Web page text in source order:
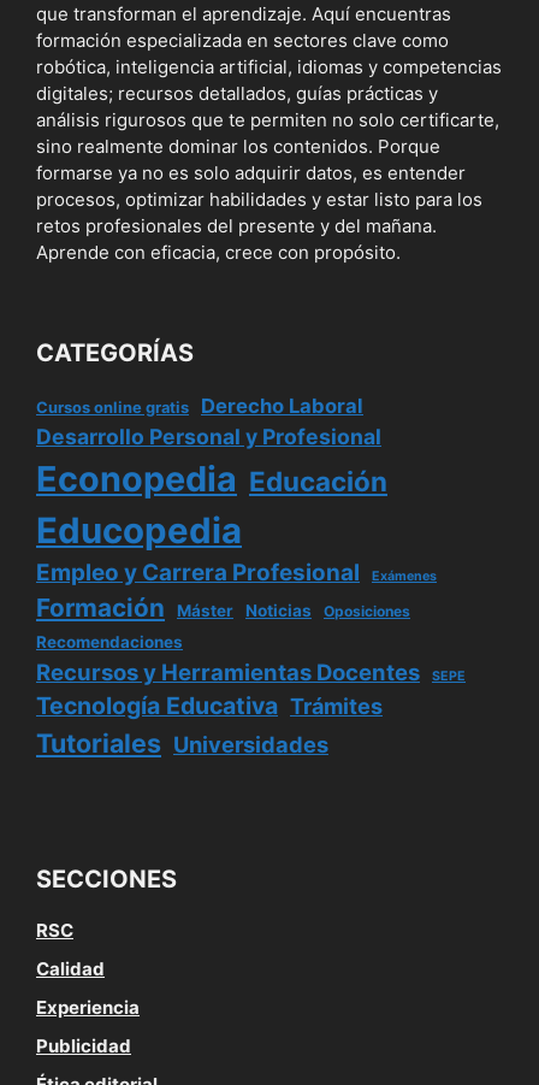
que transforman el aprendizaje. Aquí encuentras
formación especializada en sectores clave como
robótica, inteligencia artificial, idiomas y competencias
digitales; recursos detallados, guías prácticas y
análisis rigurosos que te permiten no solo certificarte,
sino realmente dominar los contenidos. Porque
formarse ya no es solo adquirir datos, es entender
procesos, optimizar habilidades y estar listo para los
retos profesionales del presente y del mañana.
Aprende con eficacia, crece con propósito.
CATEGORÍAS
Cursos online gratis Derecho Laboral
Desarrollo Personal y Profesional
Econopedia Educación
Educopedia
Empleo y Carrera Profesional Exámenes
Formación Máster Noticias Oposiciones
Recomendaciones
Recursos y Herramientas Docentes SEPE
Tecnología Educativa Trámites
Tutoriales Universidades
SECCIONES
RSC
Calidad
Experiencia
Publicidad